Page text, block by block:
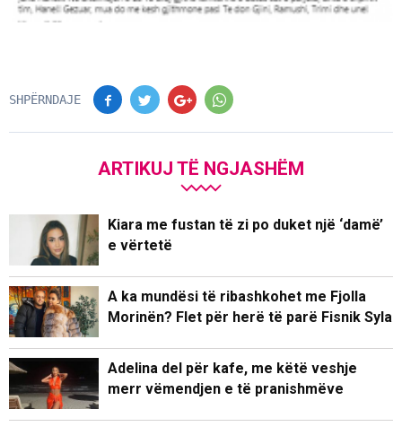
SHPËRNDAJE
ARTIKUJ TË NGJASHËM
Kiara me fustan të zi po duket një ‘damë’
e vërtetë
A ka mundësi të ribashkohet me Fjolla
Morinën? Flet për herë të parë Fisnik Syla
Adelina del për kafe, me këtë veshje
merr vëmendjen e të pranishmëve